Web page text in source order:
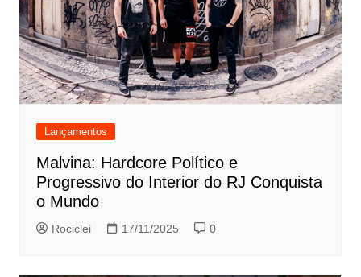
Lançamentos
Malvina: Hardcore Político e
Progressivo do Interior do RJ Conquista
o Mundo
Rociclei 17/11/2025 0